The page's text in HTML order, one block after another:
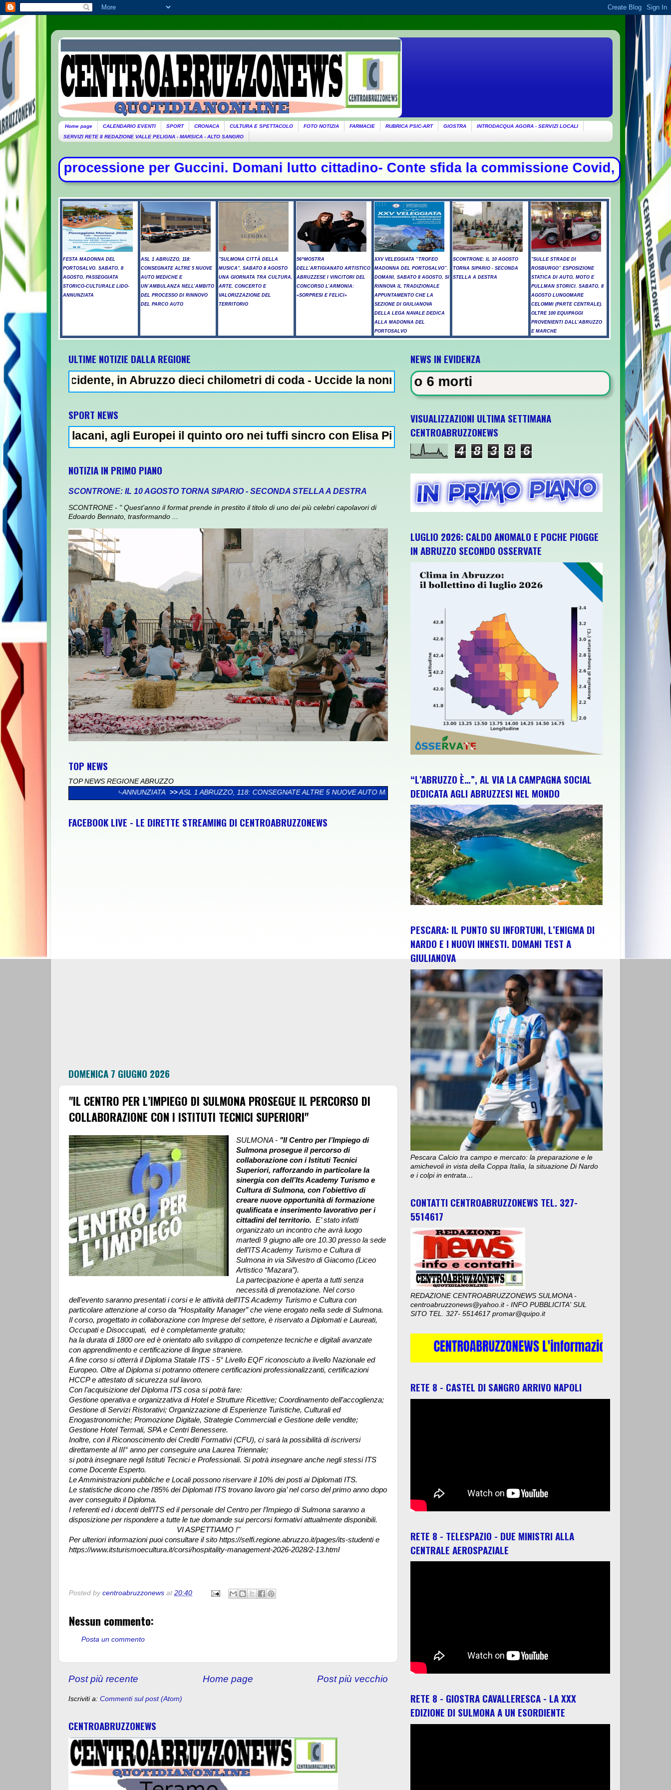
Home page CALENDARIO EVENTI SPORT CRONACA CULTURA E SPETTACOLO FOTO NOTIZIA FARMACIE RUBRICA PSIC-ART GIOSTRA
INTRODACQUA AGORA - SERVIZI LOCALI
SERVIZI RETE 8 REDAZIONE VALLE PELIGNA - MARSICA - ALTO SANGRO
per Guccini. Domani lutto cittadino- Conte sfida la commissione Covid, duello con Meloni -
FESTA MADONNA DEL
PORTOSALVO. SABATO, 8
AGOSTO, PASSEGGIATA
STORICO-CULTURALE LIDO-
ANNUNZIATA
ASL 1 ABRUZZO, 118:
CONSEGNATE ALTRE 5 NUOVE
AUTO MEDICHE E
UN’AMBULANZA NELL’AMBITO
DEL PROCESSO DI RINNOVO
DEL PARCO AUTO
"SULMONA CITTÀ DELLA
MUSICA", SABATO 8 AGOSTO
UNA GIORNATA TRA CULTURA,
ARTE, CONCERTO E
VALORIZZAZIONE DEL
TERRITORIO
56^MOSTRA
DELL’ARTIGIANATO ARTISTICO
ABRUZZESE I VINCITORI DEL
CONCORSO L’ARMONIA:
«SORPRESI E FELICI»
XXV VELEGGIATA “TROFEO
MADONNA DEL PORTOSALVO”.
DOMANI, SABATO 8 AGOSTO, SI
RINNOVA IL TRADIZIONALE
APPUNTAMENTO CHE LA
SEZIONE DI GIULIANOVA
DELLA LEGA NAVALE DEDICA
ALLA MADONNA DEL
PORTOSALVO
SCONTRONE: IL 10 AGOSTO
TORNA SIPARIO - SECONDA
STELLA A DESTRA
"SULLE STRADE DI
ROSBURGO” ESPOSIZIONE
STATICA DI AUTO, MOTO E
PULLMAN STORICI. SABATO, 8
AGOSTO LUNGOMARE
CELOMMI (PARTE CENTRALE).
OLTRE 100 EQUIPAGGI
PROVENIENTI DALL’ABRUZZO
E MARCHE
ULTIME NOTIZIE DALLA REGIONE
in Abruzzo dieci chilometri di coda - Uccide la nonna a martellate, arrestato il nipote 25enne -
SPORT NEWS
agli Europei il quinto oro nei tuffi sincro con Elisa Pizzini - Taddeucci oro e Paltrinieri bronzo nella 5 km: "Ora ci
NOTIZIA IN PRIMO PIANO
SCONTRONE: IL 10 AGOSTO TORNA SIPARIO - SECONDA STELLA A DESTRA
SCONTRONE - " Quest'anno il format prende in prestito il titolo di uno dei più celebri capolavori di
Edoardo Bennato, trasformando ...
TOP NEWS
TOP NEWS REGIONE ABRUZZO
LIDO-ANNUNZIATA
ASL 1 ABRUZZO, 118: CONSEGNATE ALTRE 5 NUOVE AUTO MEDICHE E UN’AMBULANZA NELL’AMBITO DEL PROCESSO DI RINNOVO DEL PARCO AUTO
FACEBOOK LIVE - LE DIRETTE STREAMING DI CENTROABRUZZONEWS
DOMENICA 7 GIUGNO 2026
"IL CENTRO PER L’IMPIEGO DI SULMONA PROSEGUE IL PERCORSO DI
COLLABORAZIONE CON I ISTITUTI TECNICI SUPERIORI"
SULMONA - "Il Centro per l’Impiego di
Sulmona prosegue il percorso di
collaborazione con i Istituti Tecnici
Superiori, rafforzando in particolare la
sinergia con dell’Its Academy Turismo e
Cultura di Sulmona, con l’obiettivo di
creare nuove opportunità di formazione
qualificata e inserimento lavorativo per i
cittadini del territorio. E’ stato infatti
organizzato un incontro che avrà luogo
martedì 9 giugno alle ore 10.30 presso la sede
dell’ITS Academy Turismo e Cultura di
Sulmona in via Silvestro di Giacomo (Liceo
Artistico “Mazara”).
La partecipazione è aperta a tutti senza
necessità di prenotazione. Nel corso
dell’evento saranno presentati i corsi e le attività dell’ITS Academy Turismo e Cultura con
particolare attenzione al corso da “Hospitality Manager” che viene erogato nella sede di Sulmona.
Il corso, progettato in collaborazione con Imprese del settore, è riservato a Diplomati e Laureati,
Occupati e Disoccupati, ed è completamente gratuito;
ha la durata di 1800 ore ed è orientato allo sviluppo di competenze tecniche e digitali avanzate
con apprendimento e certificazione di lingue straniere.
A fine corso si otterrà il Diploma Statale ITS - 5° Livello EQF riconosciuto a livello Nazionale ed
Europeo. Oltre al Diploma si potranno ottenere certificazioni professionalizzanti, certificazioni
HCCP e attestato di sicurezza sul lavoro.
Con l’acquisizione del Diploma ITS cosa si potrà fare:
Gestione operativa e organizzativa di Hotel e Strutture Ricettive; Coordinamento dell’accoglienza;
Gestione di Servizi Ristorativi; Organizzazione di Esperienze Turistiche, Culturali ed
Enogastronomiche; Promozione Digitale, Strategie Commerciali e Gestione delle vendite;
Gestione Hotel Termali, SPA e Centri Benessere.
Inoltre, con il Riconoscimento dei Crediti Formativi (CFU), ci sarà la possibilità di iscriversi
direttamente al III° anno per conseguire una Laurea Triennale;
si potrà insegnare negli Istituti Tecnici e Professionali. Si potrà insegnare anche negli stessi ITS
come Docente Esperto.
Le Amministrazioni pubbliche e Locali possono riservare il 10% dei posti ai Diplomati ITS.
Le statistiche dicono che l’85% dei Diplomati ITS trovano lavoro gia’ nel corso del primo anno dopo
aver conseguito il Diploma.
I referenti ed i docenti dell’ITS ed il personale del Centro per l’Impiego di Sulmona saranno a
disposizione per rispondere a tutte le tue domande sui percorsi formativi attualmente disponibili.
VI ASPETTIAMO !"
Per ulteriori informazioni puoi consultare il sito https://selfi.regione.abruzzo.it/pages/its-studenti e
https://www.itsturismoecultura.it/corsi/hospitality-management-2026-2028/2-13.html
Posted by centroabruzzonews at 20:40
Nessun commento:
Posta un commento
Post più recente Post più vecchio
Home page
Iscriviti a: Commenti sul post (Atom)
CENTROABRUZZONEWS
NEWS IN EVIDENZA
NEWS IN
VISUALIZZAZIONI ULTIMA SETTIMANA
CENTROABRUZZONEWS
4 8 3 8 6
LUGLIO 2026: CALDO ANOMALO E POCHE PIOGGE
IN ABRUZZO SECONDO OSSERVATE
“L’ABRUZZO È…”, AL VIA LA CAMPAGNA SOCIAL
DEDICATA AGLI ABRUZZESI NEL MONDO
PESCARA: IL PUNTO SU INFORTUNI, L’ENIGMA DI
NARDO E I NUOVI INNESTI. DOMANI TEST A
GIULIANOVA
Pescara Calcio tra campo e mercato: la preparazione e le
amichevoli in vista della Coppa Italia, la situazione Di Nardo
e i colpi in entrata…
CONTATTI CENTROABRUZZONEWS TEL. 327-
5514617
REDAZIONE CENTROABRUZZONEWS SULMONA -
centroabruzzonews@yahoo.it - INFO PUBBLICITA' SUL
SITO TEL. 327- 5514617 promar@quipo.it
RETE 8 - CASTEL DI SANGRO ARRIVO NAPOLI
RETE 8 - TELESPAZIO - DUE MINISTRI ALLA
CENTRALE AEROSPAZIALE
RETE 8 - GIOSTRA CAVALLERESCA - LA XXX
EDIZIONE DI SULMONA A UN ESORDIENTE